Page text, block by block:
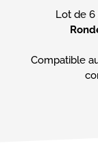
Compatible